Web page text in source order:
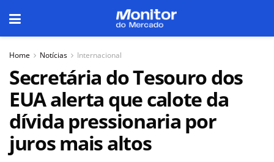
Home Notícias Internacional
Secretária do Tesouro dos
EUA alerta que calote da
dívida pressionaria por
juros mais altos